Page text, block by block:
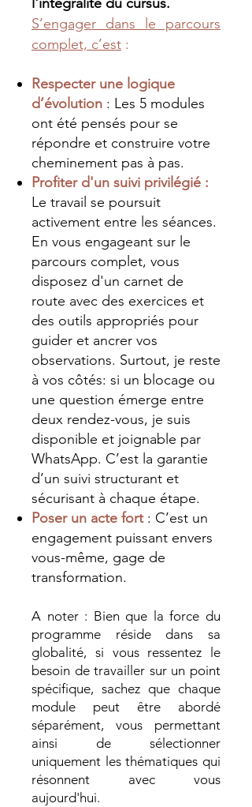
S’engager dans le parcours
complet, c’est :
Respecter une logique
d’évolution : Les 5 modules
ont été pensés pour se
répondre et construire votre
cheminement pas à pas.
Profiter d'un suivi privilégié :
Le travail se poursuit
activement entre les séances.
En vous engageant sur le
parcours complet, vous
disposez d'un carnet de
route avec des exercices et
des outils appropriés pour
guider et ancrer vos
observations. Surtout, je reste
à vos côtés: si un blocage ou
une question émerge entre
deux rendez-vous, je suis
disponible et joignable par
WhatsApp. C’est la garantie
d’un suivi structurant et
sécurisant à chaque étape.
Poser un acte fort : C’est un
engagement puissant envers
vous-même, gage de
transformation.
A noter : Bien que la force du
programme réside dans sa
globalité, si vous ressentez le
besoin de travailler sur un point
spécifique, sachez que chaque
module peut être abordé
séparément, vous permettant
ainsi de sélectionner
uniquement les thématiques qui
résonnent avec vous
aujourd'hui.